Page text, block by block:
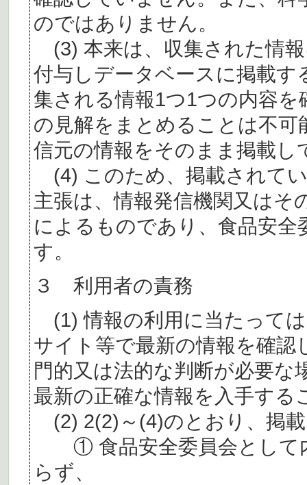
のではありません。
(3) 本来は、収集された情
付与しデータベースに掲載
集される情報1つ1つの内容
の見解をまとめることは不
信元の情報をそのまま掲載し
(4) このため、掲載されて
主張は、情報発信機関又はそ
によるものであり、食品安
す。
３ 利用者の責務
(1) 情報の利用に当たって
サイト等で最新の情報を確認
門的又は法的な判断が必要
最新の正確な情報を入手する
(2) 2(2)～(4)のとおり、掲
① 食品安全委員会として
らず、